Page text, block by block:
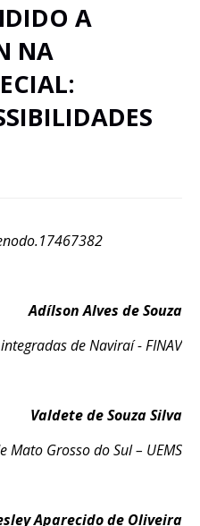
A
NA
Adílson Alves de Souza
de Naviraí - FINAV
Valdete de Souza Silva
Mato Grosso do Sul – UEMS
Aparecido de Oliveira